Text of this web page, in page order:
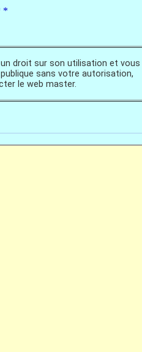
*
droit sur son utilisation et vous
sans votre autorisation,
le web master.